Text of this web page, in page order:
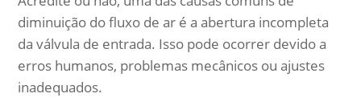
diminuição do fluxo de ar é a abertura incompleta
da válvula de entrada. Isso pode ocorrer devido a
erros humanos, problemas mecânicos ou ajustes
inadequados.